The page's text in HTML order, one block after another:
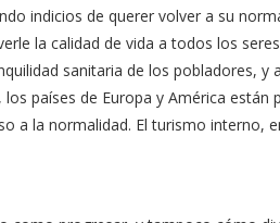
indicios de querer volver a su
la calidad de vida a todos los
sanitaria de los pobladores,
países de Europa y América
a la normalidad. El turismo interno,